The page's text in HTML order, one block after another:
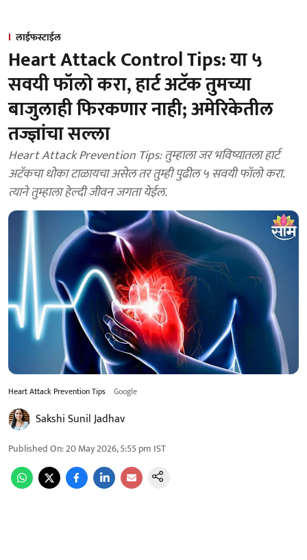
लाईफस्टाईल
Heart Attack Control Tips: या ५
सवयी फॉलो करा, हार्ट अटॅक तुमच्या
बाजुलाही फिरकणार नाही; अमेरिकेतील
तज्ज्ञांचा सल्ला
Heart Attack Prevention Tips: तुम्हाला जर भविष्यातला हार्ट
अटॅकचा धोका टाळायचा असेल तर तुम्ही पुढील ५ सवयी फॉलो करा.
त्याने तुम्हाला हेल्दी जीवन जगता येईल.
Heart Attack Prevention Tips Google
Sakshi Sunil Jadhav
Published On:20 May 2026, 5:55 pm IST